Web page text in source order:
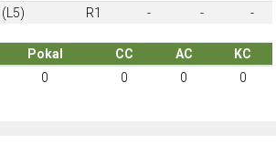
(L5) R1 - - -
Pokal CC AC
KC
0 0 0 0